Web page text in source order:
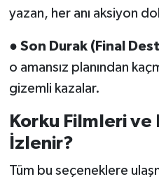
yazan, her anı aksiyon
● Son Durak (Final
o amansız planından
gizemli kazalar.
Korku Filmleri
İzlenir?
Tüm bu seçeneklere